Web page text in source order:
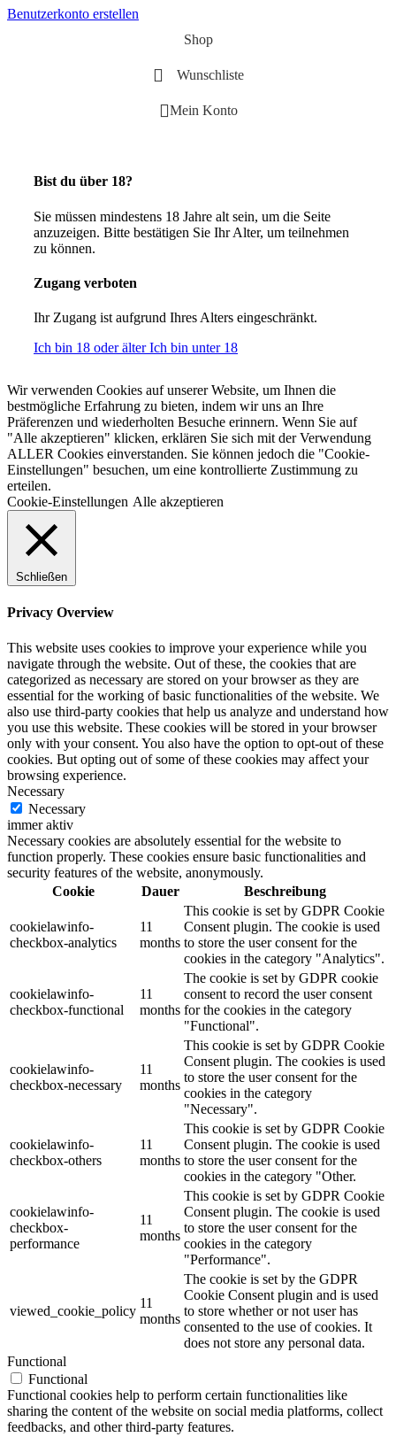
Benutzerkonto erstellen
Shop
Wunschliste
Mein Konto
Bist du über 18?
Sie müssen mindestens 18 Jahre alt sein, um die Seite
anzuzeigen. Bitte bestätigen Sie Ihr Alter, um teilnehmen
zu können.
Zugang verboten
Ihr Zugang ist aufgrund Ihres Alters eingeschränkt.
Ich bin 18 oder älterIch bin unter 18
Wir verwenden Cookies auf unserer Website, um Ihnen die
bestmögliche Erfahrung zu bieten, indem wir uns an Ihre
Präferenzen und wiederholten Besuche erinnern. Wenn Sie auf
"Alle akzeptieren" klicken, erklären Sie sich mit der Verwendung
ALLER Cookies einverstanden. Sie können jedoch die "Cookie-
Einstellungen" besuchen, um eine kontrollierte Zustimmung zu
erteilen.
Cookie-Einstellungen Alle akzeptieren
Schließen
Privacy Overview
This website uses cookies to improve your experience while you
navigate through the website. Out of these, the cookies that are
categorized as necessary are stored on your browser as they are
essential for the working of basic functionalities of the website. We
also use third-party cookies that help us analyze and understand how
you use this website. These cookies will be stored in your browser
only with your consent. You also have the option to opt-out of these
cookies. But opting out of some of these cookies may affect your
browsing experience.
Necessary
Necessary
immer aktiv
Necessary cookies are absolutely essential for the website to
function properly. These cookies ensure basic functionalities and
security features of the website, anonymously.
Cookie
Dauer Beschreibung
cookielawinfo-
checkbox-analytics
11
months
This cookie is set by GDPR Cookie
Consent plugin. The cookie is used
to store the user consent for the
cookies in the category "Analytics".
cookielawinfo-
checkbox-functional
11
months
The cookie is set by GDPR cookie
consent to record the user consent
for the cookies in the category
"Functional".
cookielawinfo-
checkbox-necessary
11
months
This cookie is set by GDPR Cookie
Consent plugin. The cookies is used
to store the user consent for the
cookies in the category
"Necessary".
cookielawinfo-
checkbox-others
11
months
This cookie is set by GDPR Cookie
Consent plugin. The cookie is used
to store the user consent for the
cookies in the category "Other.
cookielawinfo-
checkbox-
performance
11
months
This cookie is set by GDPR Cookie
Consent plugin. The cookie is used
to store the user consent for the
cookies in the category
"Performance".
viewed_cookie_policy
11
months
The cookie is set by the GDPR
Cookie Consent plugin and is used
to store whether or not user has
consented to the use of cookies. It
does not store any personal data.
Functional
Functional
Functional cookies help to perform certain functionalities like
sharing the content of the website on social media platforms, collect
feedbacks, and other third-party features.